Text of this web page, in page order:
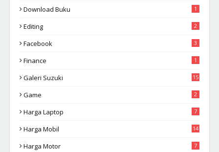
Download Buku 1
Editing 2
Facebook 3
Finance 1
Galeri Suzuki 15
Game 2
Harga Laptop 7
Harga Mobil 14
Harga Motor 7